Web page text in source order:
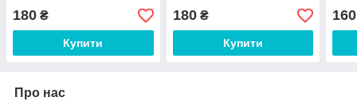
180 ₴
Купити
180₴
Купити
160
Про нас